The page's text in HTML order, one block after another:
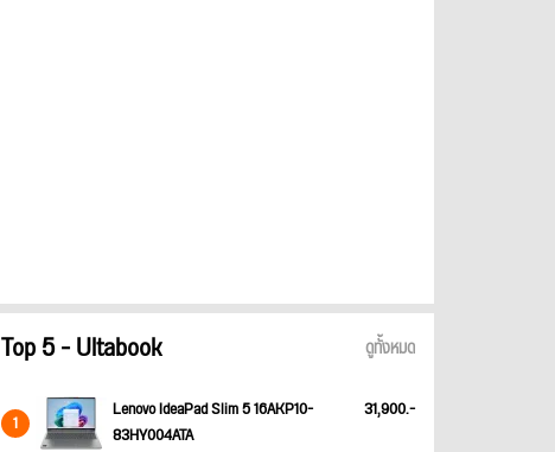
Top 5 - Ultabook ดูทั้งหมด
1
Lenovo IdeaPad Slim 5 16AKP10-
83HY004ATA
31,900.-